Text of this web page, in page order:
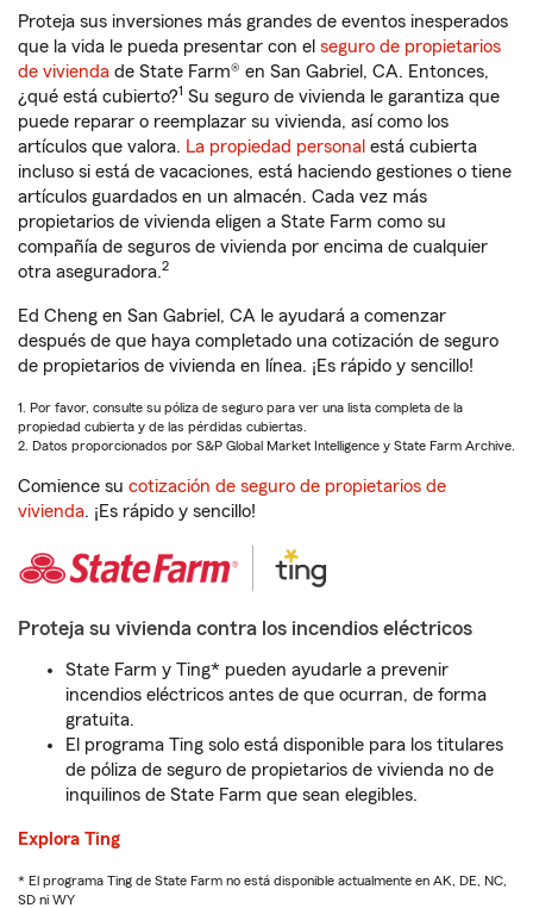
Proteja sus inversiones más grandes de eventos inesperados
que la vida le pueda presentar con el seguro de propietarios
de vivienda de State Farm® en San Gabriel, CA. Entonces,
¿qué está cubierto?1 Su seguro de vivienda le garantiza que
puede reparar o reemplazar su vivienda, así como los
artículos que valora. La propiedad personal está cubierta
incluso si está de vacaciones, está haciendo gestiones o tiene
artículos guardados en un almacén. Cada vez más
propietarios de vivienda eligen a State Farm como su
compañía de seguros de vivienda por encima de cualquier
otra aseguradora.2
Ed Cheng en San Gabriel, CA le ayudará a comenzar
después de que haya completado una cotización de seguro
de propietarios de vivienda en línea. ¡Es rápido y sencillo!
1. Por favor, consulte su póliza de seguro para ver una lista completa de la
propiedad cubierta y de las pérdidas cubiertas.
2. Datos proporcionados por S&P Global Market Intelligence y State Farm Archive.
Comience su cotización de seguro de propietarios de
vivienda. ¡Es rápido y sencillo!
Proteja su vivienda contra los incendios eléctricos
State Farm y Ting* pueden ayudarle a prevenir
incendios eléctricos antes de que ocurran, de forma
gratuita.
El programa Ting solo está disponible para los titulares
de póliza de seguro de propietarios de vivienda no de
inquilinos de State Farm que sean elegibles.
Explora Ting
* El programa Ting de State Farm no está disponible actualmente en AK, DE, NC,
SD ni WY